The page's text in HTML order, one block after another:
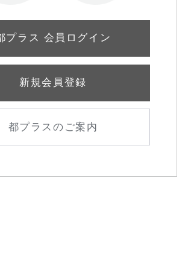
プラス 会員ログイン
新規会員登録
都プラスのご案内